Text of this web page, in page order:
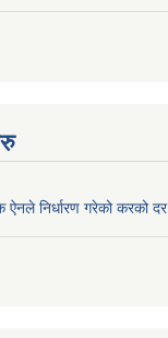
ऐनले निर्धारण गरेको करको दर